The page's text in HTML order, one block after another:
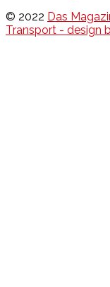
© 2022 Das
Transport - design